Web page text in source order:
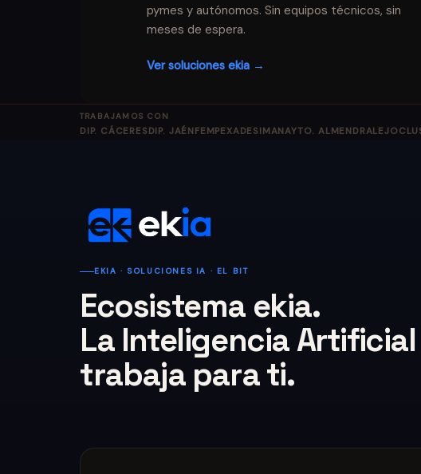
pymes y autónomos. Sin equipos técnicos, sin
meses de espera.
Ver soluciones ekia →
TRABAJAMOS CON
DIP. CÁCERESDIP. JAÉNFEMPEXADESIMANAYTO. ALMENDRALEJO
EKIA · SOLUCIONES IA · EL BIT
Ecosistema ekia.
La Inteligencia
trabaja para ti.